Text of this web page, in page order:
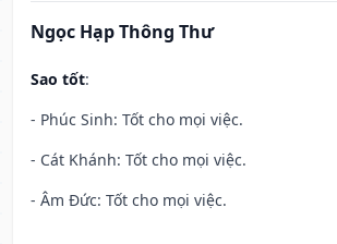
Ngọc Hạp Thông Thư
Sao tốt:
- Phúc Sinh: Tốt cho mọi việc.
- Cát Khánh: Tốt cho mọi việc.
- Âm Đức: Tốt cho mọi việc.